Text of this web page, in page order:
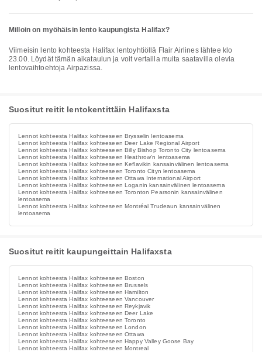
Milloin on myöhäisin lento kaupungista Halifax?
Viimeisin lento kohteesta Halifax lentoyhtiöllä Flair Airlines lähtee klo
23.00. Löydät tämän aikataulun ja voit vertailla muita saatavilla olevia
lentovaihtoehtoja Airpazissa.
Suositut reitit lentokentittäin Halifaxsta
Lennot kohteesta Halifax kohteeseen Brysselin lentoasema
Lennot kohteesta Halifax kohteeseen Deer Lake Regional Airport
Lennot kohteesta Halifax kohteeseen Billy Bishop Toronto City lentoasema
Lennot kohteesta Halifax kohteeseen Heathrow'n lentoasema
Lennot kohteesta Halifax kohteeseen Keflavikin kansainvälinen lentoasema
Lennot kohteesta Halifax kohteeseen Toronto Cityn lentoasema
Lennot kohteesta Halifax kohteeseen Ottawa International Airport
Lennot kohteesta Halifax kohteeseen Loganin kansainvälinen lentoasema
Lennot kohteesta Halifax kohteeseen Toronton Pearsonin kansainvälinen
lentoasema
Lennot kohteesta Halifax kohteeseen Montréal Trudeaun kansainvälinen
lentoasema
Suositut reitit kaupungeittain Halifaxsta
Lennot kohteesta Halifax kohteeseen Boston
Lennot kohteesta Halifax kohteeseen Brussels
Lennot kohteesta Halifax kohteeseen Hamilton
Lennot kohteesta Halifax kohteeseen Vancouver
Lennot kohteesta Halifax kohteeseen Reykjavik
Lennot kohteesta Halifax kohteeseen Deer Lake
Lennot kohteesta Halifax kohteeseen Toronto
Lennot kohteesta Halifax kohteeseen London
Lennot kohteesta Halifax kohteeseen Ottawa
Lennot kohteesta Halifax kohteeseen Happy Valley Goose Bay
Lennot kohteesta Halifax kohteeseen Montreal